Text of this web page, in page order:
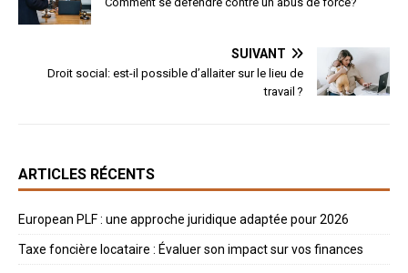
SUIVANT
Droit social: est-il possible d’allaiter sur le lieu de
travail ?
ARTICLES RÉCENTS
European PLF : une approche juridique adaptée pour 2026
Taxe foncière locataire : Évaluer son impact sur vos finances